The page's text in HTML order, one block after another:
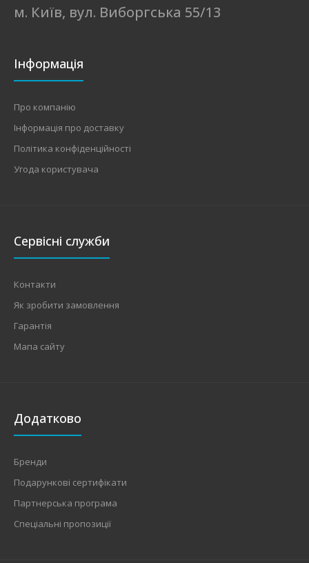
м. Київ, вул. Виборгська 55/13
Інформація
Про компанію
Інформація про доставку
Політика конфіденційності
Угода користувача
Сервісні служби
Контакти
Як зробити замовлення
Гарантія
Мапа сайту
Додатково
Бренди
Подарункові сертифікати
Партнерська програма
Спеціальні пропозиції